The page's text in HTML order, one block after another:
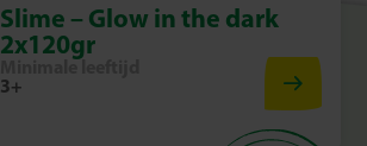
Slime – Glow in the dark
2x120gr
Minimale leeftijd
3+